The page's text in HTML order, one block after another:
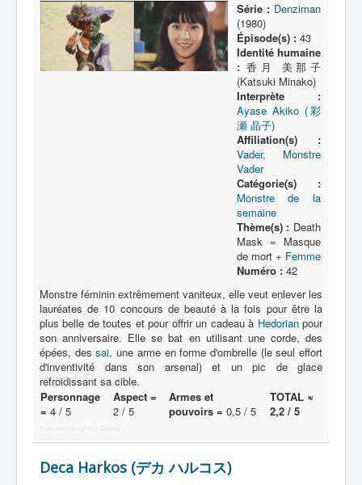
Série : Denziman
(1980)
Épisode(s) :43
Identité humaine
:香月 美那子
(Katsuki Minako)
Interprète :
Ayase Akiko (彩
瀬 晶子)
Affiliation(s) :
Vader, Monstre
Vader
Catégorie(s) :
Monstre de la
semaine
Thème(s) : Death
Mask = Masque
de mort + Femme
Numéro :42
Monstre féminin extrêmement vaniteux, elle veut enlever les
lauréates de 10 concours de beauté à la fois pour être la
plus belle de toutes et pour offrir un cadeau à Hedorianpour
son anniversaire. Elle se bat en utilisant une corde, des
épées, dessai, une arme en forme d'ombrelle (le seul effort
d'inventivité dans son arsenal) et un pic de glace
refroidissant sa cible.
Personnage
= 4 / 5
Aspect =
2 / 5
Armes et
pouvoirs = 0,5 / 5
TOTAL ≈
2,2 / 5
Deca Harkos (デカ ハルコス)